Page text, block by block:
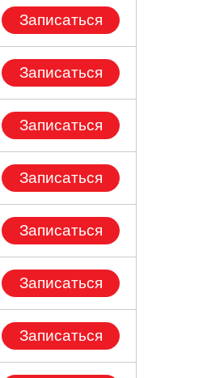
Записаться
Записаться
Записаться
Записаться
Записаться
Записаться
Записаться